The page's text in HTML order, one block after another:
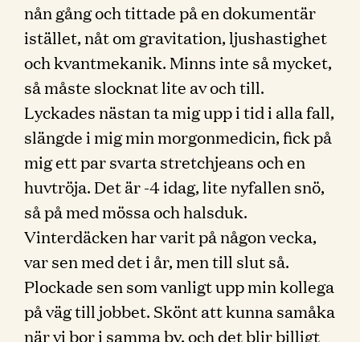
nån gång och tittade på en dokumentär
istället, nåt om gravitation, ljushastighet
och kvantmekanik. Minns inte så mycket,
så måste slocknat lite av och till.
Lyckades nästan ta mig upp i tid i alla fall,
slängde i mig min morgonmedicin, fick på
mig ett par svarta stretchjeans och en
huvtröja. Det är -4 idag, lite nyfallen snö,
så på med mössa och halsduk.
Vinterdäcken har varit på någon vecka,
var sen med det i år, men till slut så.
Plockade sen som vanligt upp min kollega
på väg till jobbet. Skönt att kunna samåka
när vi bor i samma by, och det blir billigt